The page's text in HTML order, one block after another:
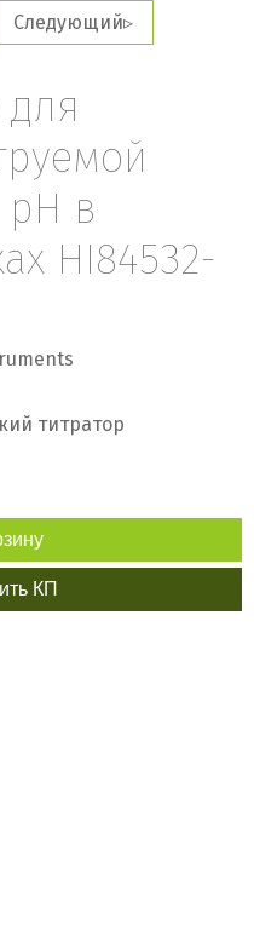
Следующий
рН в
HI84532-
титратор
КП